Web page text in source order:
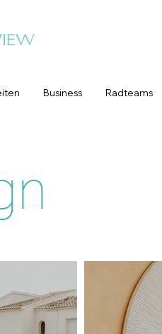
Business Radteams